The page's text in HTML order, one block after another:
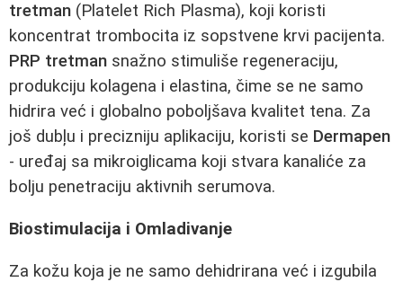
tretman (Platelet Rich Plasma), koji koristi
koncentrat trombocita iz sopstvene krvi pacijenta.
PRP tretman snažno stimuliše regeneraciju,
produkciju kolagena i elastina, čime se ne samo
hidrira već i globalno poboljšava kvalitet tena. Za
još dubļu i precizniju aplikaciju, koristi se Dermapen
- uređaj sa mikroiglicama koji stvara kanaliće za
bolju penetraciju aktivnih serumova.
Biostimulacija i Omladivanje
Za kožu koja je ne samo dehidrirana već i izgubila